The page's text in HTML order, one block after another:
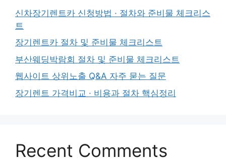
신차장기렌트카 신청방법 · 절차와 준비물 체크리스
트
장기렌트카 절차 및 준비물 체크리스트
부산웨딩박람회 절차 및 준비물 체크리스트
웹사이트 상위노출 Q&A 자주 묻는 질문
장기렌트 가격비교 · 비용과 절차 핵심정리
Recent Comments